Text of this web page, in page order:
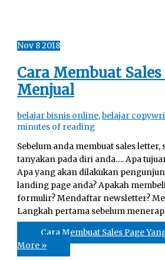
Nov 82018
Cara Membuat Sales
Menjual
belajar bisnis online,belajar
minutes of reading
Sebelum anda membuat sales letter,
tanyakan pada diri anda…. Apa
Apa yang akan dilakukan
landing page anda? Apakah
formulir? Mendaftar newsletter?
Langkah pertama sebelum
Cara Membuat Sales Page
More »